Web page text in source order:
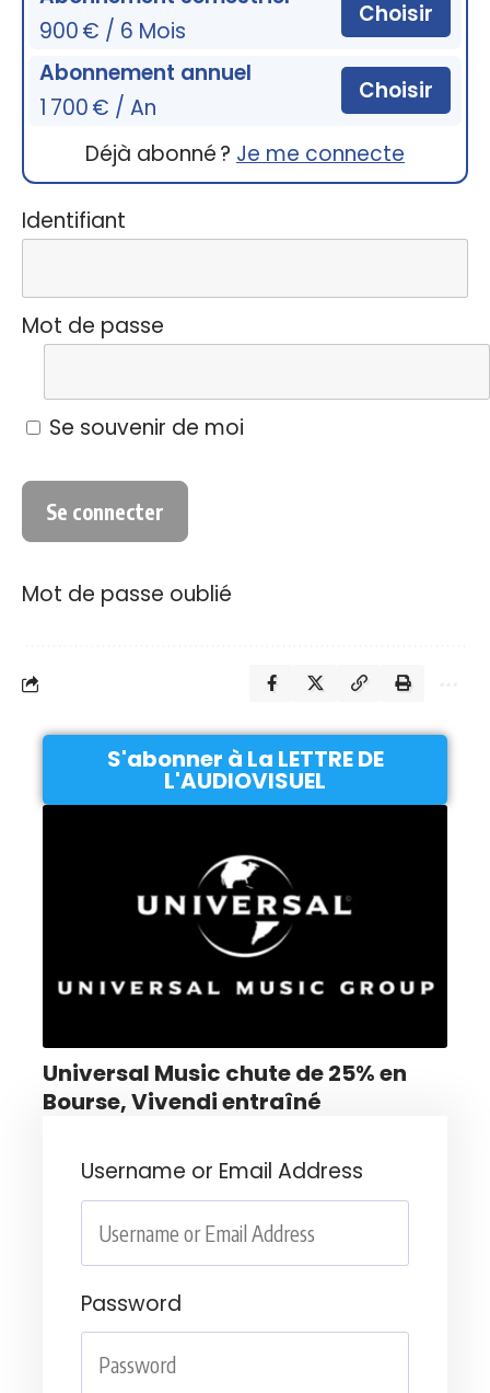
900 € / 6 Mois
Choisir
Abonnement annuel
1 700 € / An
Choisir
Déjà abonné ? Je me connecte
Identifiant
Mot de passe
Se souvenir de moi
Mot de passe oublié
S'abonner à La LETTRE DE
L'AUDIOVISUEL
Universal Music chute de 25% en
Bourse, Vivendi entraîné
Username or Email Address
Password